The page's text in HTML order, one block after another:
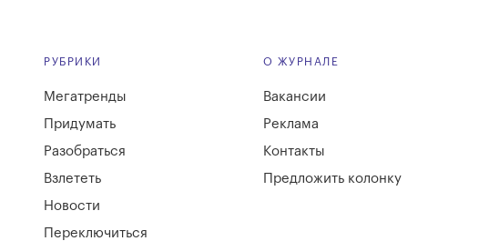
РУБРИКИ
Мегатренды
Придумать
Разобраться
Взлететь
Новости
Переключиться
О ЖУРНАЛЕ
Вакансии
Реклама
Контакты
Предложить колонку